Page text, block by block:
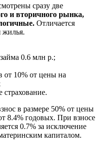
сразу две
и вторичного рынка,
Отличается
жилья.
0.6 млн р.;
от 10% от цены на
страхование.
в размере 50% от цены
8.4% годовых. При взносе
0.7% за исключение
капиталом.